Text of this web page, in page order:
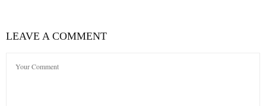
LEAVE A COMMENT